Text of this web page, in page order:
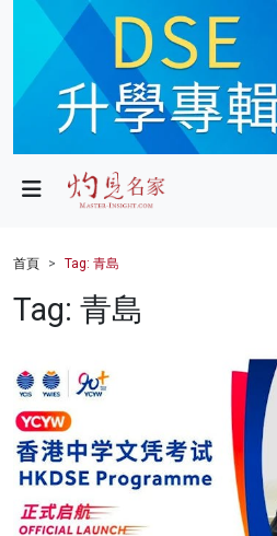
政局
財經
商業
科技
影片
名家榜
首頁 Tag: 青島
Tag: 青島